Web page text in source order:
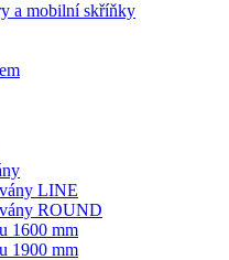
a mobilní skříňky
LINE
ROUND
1600 mm
1900 mm